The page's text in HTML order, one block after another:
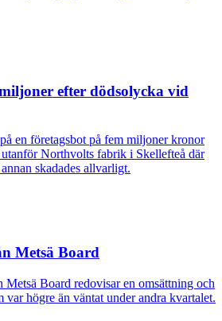
efter dödsolycka vid
en företagsbot på fem miljoner kronor
Northvolts fabrik i Skellefteå där
skadades allvarligt.
Metsä Board
Board redovisar en omsättning och
var högre än väntat under andra kvartalet.